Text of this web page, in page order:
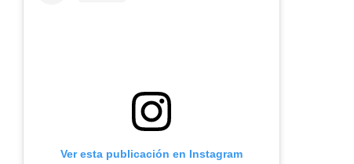
Ver esta publicación en Instagram